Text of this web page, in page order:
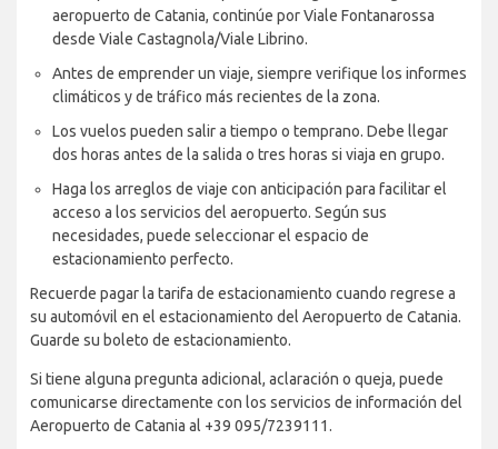
aeropuerto de Catania, continúe por Viale Fontanarossa
desde Viale Castagnola/Viale Librino.
Antes de emprender un viaje, siempre verifique los informes
climáticos y de tráfico más recientes de la zona.
Los vuelos pueden salir a tiempo o temprano. Debe llegar
dos horas antes de la salida o tres horas si viaja en grupo.
Haga los arreglos de viaje con anticipación para facilitar el
acceso a los servicios del aeropuerto. Según sus
necesidades, puede seleccionar el espacio de
estacionamiento perfecto.
Recuerde pagar la tarifa de estacionamiento cuando regrese a
su automóvil en el estacionamiento del Aeropuerto de Catania.
Guarde su boleto de estacionamiento.
Si tiene alguna pregunta adicional, aclaración o queja, puede
comunicarse directamente con los servicios de información del
Aeropuerto de Catania al +39 095/7239111.